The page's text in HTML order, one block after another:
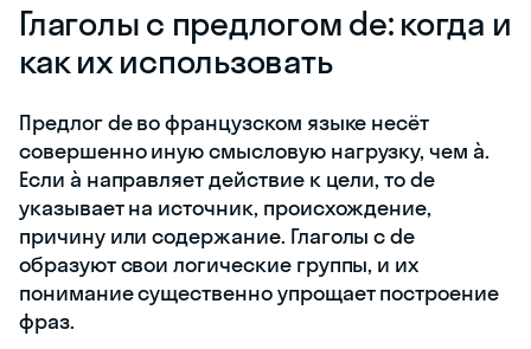
Глаголы с предлогом de: когда и
как их использовать
Предлог de во французском языке несёт
совершенно иную смысловую нагрузку, чем à.
Если à направляет действие к цели, то de
указывает на источник, происхождение,
причину или содержание. Глаголы с de
образуют свои логические группы, и их
понимание существенно упрощает построение
фраз.